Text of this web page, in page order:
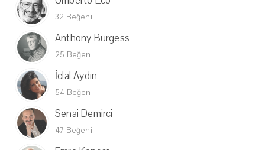
32 Beğeni
Anthony Burgess
25 Beğeni
İclal Aydın
54 Beğeni
Senai Demirci
47 Beğeni